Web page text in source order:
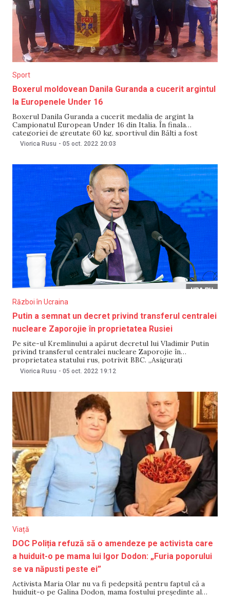
Sport
Boxerul moldovean Danila Guranda a cucerit argintul
la Europenele Under 16
Boxerul Danila Guranda a cucerit medalia de argint la
Campionatul European Under 16 din Italia. În finala
categoriei de greutate 60 kg, sportivul din Bălți a fost
învins de grecul Vasilios Topalos. Anterior, Danila Guranda
Viorica Rusu - 05 oct. 2022 20:03
Război în Ucraina
Putin a semnat un decret privind transferul centralei
nucleare Zaporojie în proprietatea Rusiei
Pe site-ul Kremlinului a apărut decretul lui Vladimir Putin
privind transferul centralei nucleare Zaporojie în
proprietatea statului rus, potrivit BBC. „Asigurați
acceptarea obiectelor de utilizare a energiei atomice ale
centralei nucleare din Zaporojie și a altor proprietăți
federală”, se arată în document. Funcționarea centralei,
Viorica Rusu - 05 oct. 2022 19:12
Viață
DOC Poliția refuză să o amendeze pe activista care
a huiduit-o pe mama lui Igor Dodon: „Furia poporului
se va năpusti peste ei”
Activista Maria Olar nu va fi pedepsită pentru faptul că a
huiduit-o pe Galina Dodon, mama fostului președinte al